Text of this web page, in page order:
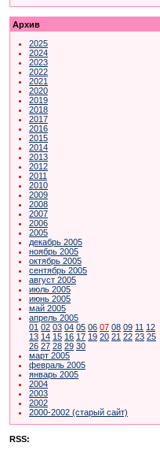
Архив
2025
2024
2023
2022
2021
2020
2019
2018
2017
2016
2015
2014
2013
2012
2011
2010
2009
2008
2007
2006
2005
декабрь 2005
ноябрь 2005
октябрь 2005
сентябрь 2005
август 2005
июль 2005
июнь 2005
май 2005
апрель 2005
01 02 03 04 05 06 07 08 09 11 12
13 14 15 16 17 19 20 21 22 23 25
26 27 28 29 30
март 2005
февраль 2005
январь 2005
2004
2003
2002
2000-2002 (старый сайт)
RSS: